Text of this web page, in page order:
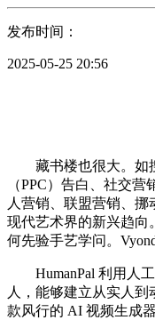
发布时间：
2025-05-25 20:56
藏书楼也很大。如搜
（PPC）告白、社交
人营销、联盟营销、
现代艺术界的新兴趋向
何先验手艺学问。
HumanPal 利用人工
人，能够建立从实人到
款风行的 AI 视频生成